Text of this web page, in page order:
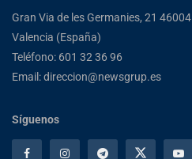
Gran Via de les Germanies, 21 46004
Valencia (España)
Teléfono: 601 32 36 96
Email: direccion@newsgrup.es
Síguenos